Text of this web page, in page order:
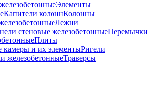
Элементы
Капители колоннКолонны
Лежни
стеновые железобетонныеПеремычки
Плиты
камеры и их элементыРигели
железобетонныеТраверсы